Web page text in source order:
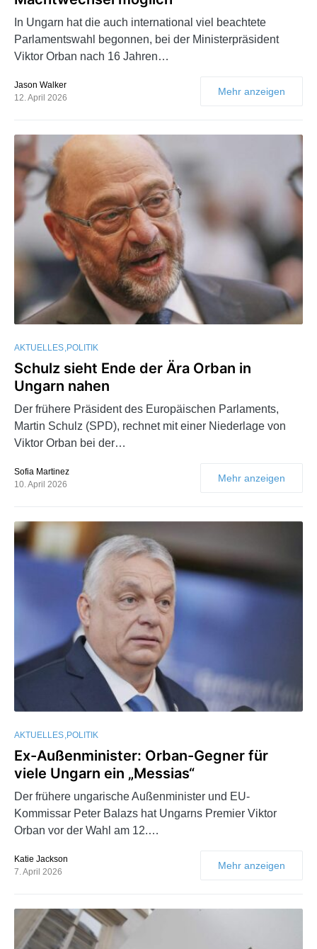
In Ungarn hat die auch international viel beachtete
Parlamentswahl begonnen, bei der Ministerpräsident
Viktor Orban nach 16 Jahren…
Jason Walker
12. April 2026
Mehr anzeigen
AKTUELLES POLITIK
Schulz sieht Ende der Ära Orban in
Ungarn nahen
Der frühere Präsident des Europäischen Parlaments,
Martin Schulz (SPD), rechnet mit einer Niederlage von
Viktor Orban bei der…
Sofia Martinez
10. April 2026
Mehr anzeigen
AKTUELLES POLITIK
Ex-Außenminister: Orban-Gegner für
viele Ungarn ein „Messias“
Der frühere ungarische Außenminister und EU-
Kommissar Peter Balazs hat Ungarns Premier Viktor
Orban vor der Wahl am 12.…
Katie Jackson
7. April 2026
Mehr anzeigen